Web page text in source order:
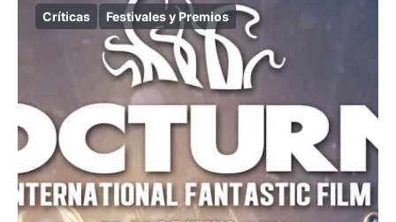
Críticas Festivales y Premios